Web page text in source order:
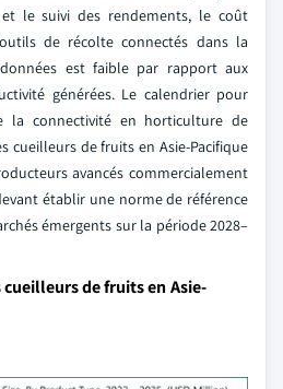
le suivi des rendements, le coût
de récolte connectés dans la
est faible par rapport aux
générées. Le calendrier pour
la connectivité en horticulture de
cueilleurs de fruits en Asie-Pacifique
avancés commercialement
établir une norme de référence
émergents sur la période 2028–
de fruits en Asie-